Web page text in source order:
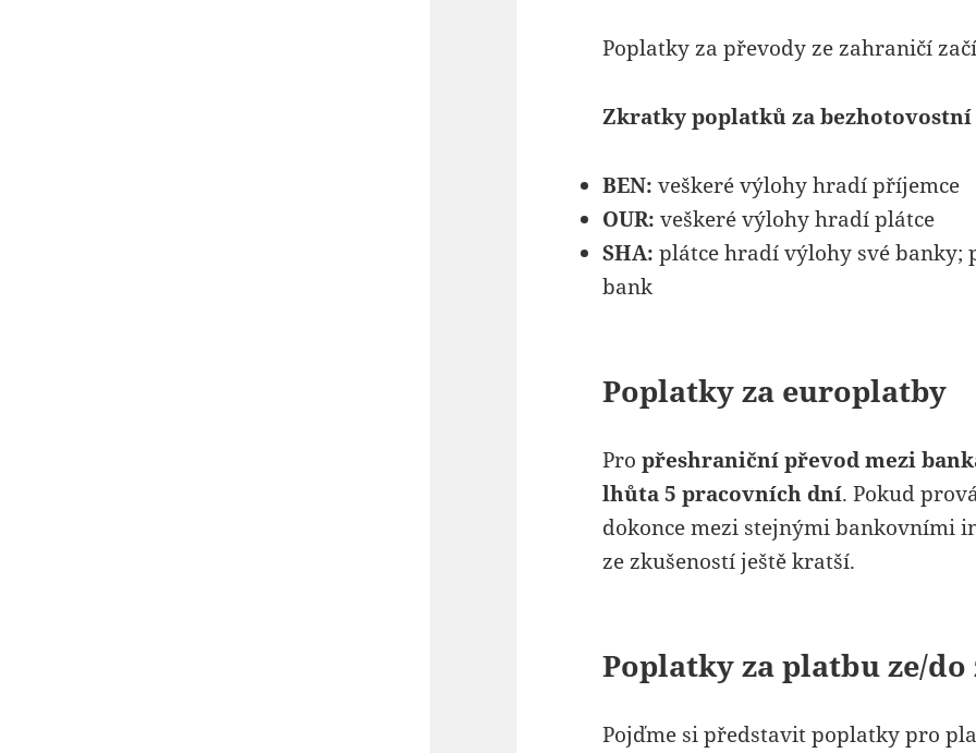
Poplatky za převody ze zahraničí
Zkratky poplatků za
BEN: veškeré výlohy hradí příjemce
OUR: veškeré výlohy hradí plátce
SHA: plátce hradí výlohy své
bank
Poplatky za europlatby
Propřeshraniční převod mezi
lhůta 5 pracovních dní. Pokud
dokonce mezi stejnými bankovními
ze zkušeností ještě kratší.
Poplatky za platbu ze/
Pojďme si představit poplatky pro